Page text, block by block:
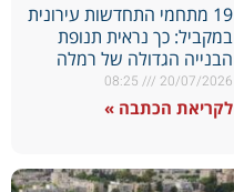
19 מתחמי התחדשות עירונית
במקביל: כך נראית תנופת
הבנייה הגדולה של רמלה
20/07/2026
לקריאת הכתבה »